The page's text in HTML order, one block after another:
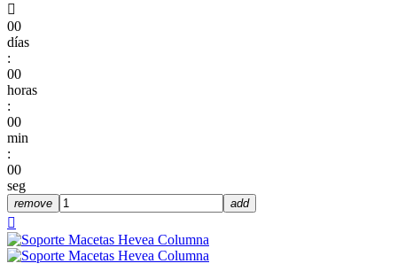

00
días
:
00
horas
:
00
min
:
00
seg
remove add
